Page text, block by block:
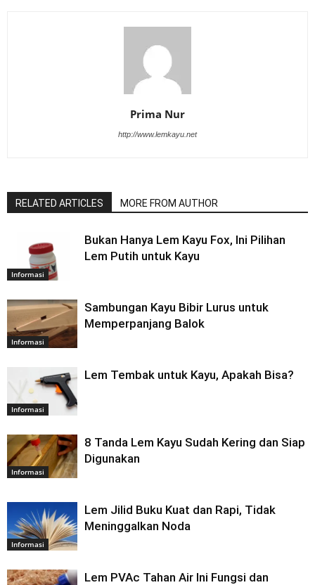
Prima Nur
http://www.lemkayu.net
RELATED ARTICLES MORE FROM AUTHOR
Informasi
Bukan Hanya Lem Kayu Fox, Ini Pilihan
Lem Putih untuk Kayu
Informasi
Sambungan Kayu Bibir Lurus untuk
Memperpanjang Balok
Informasi
Lem Tembak untuk Kayu, Apakah Bisa?
Informasi
8 Tanda Lem Kayu Sudah Kering dan Siap
Digunakan
Informasi
Lem Jilid Buku Kuat dan Rapi, Tidak
Meninggalkan Noda
Lem PVAc Tahan Air Ini Fungsi dan